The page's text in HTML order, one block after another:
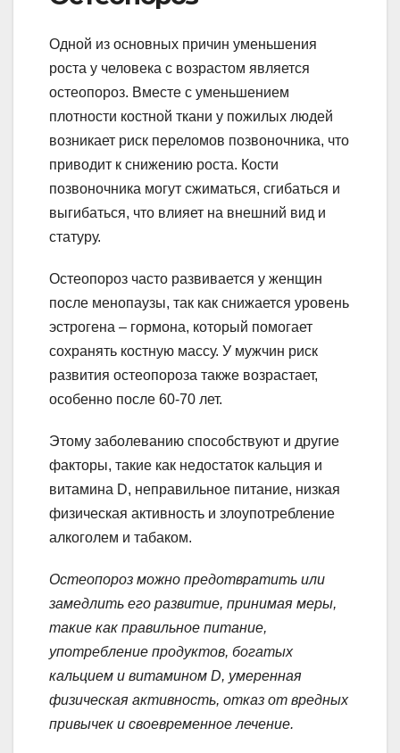
Одной из основных причин уменьшения
роста у человека с возрастом является
остеопороз. Вместе с уменьшением
плотности костной ткани у пожилых людей
возникает риск переломов позвоночника, что
приводит к снижению роста. Кости
позвоночника могут сжиматься, сгибаться и
выгибаться, что влияет на внешний вид и
статуру.
Остеопороз часто развивается у женщин
после менопаузы, так как снижается уровень
эстрогена – гормона, который помогает
сохранять костную массу. У мужчин риск
развития остеопороза также возрастает,
особенно после 60-70 лет.
Этому заболеванию способствуют и другие
факторы, такие как недостаток кальция и
витамина D, неправильное питание, низкая
физическая активность и злоупотребление
алкоголем и табаком.
Остеопороз можно предотвратить или
замедлить его развитие, принимая меры,
такие как правильное питание,
употребление продуктов, богатых
кальцием и витамином D, умеренная
физическая активность, отказ от вредных
привычек и своевременное лечение.